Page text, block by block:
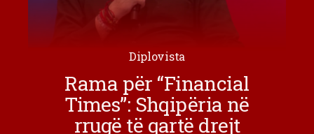
Diplovista
Rama për “Financial
Times”: Shqipëria në
rrugë të qartë drejt